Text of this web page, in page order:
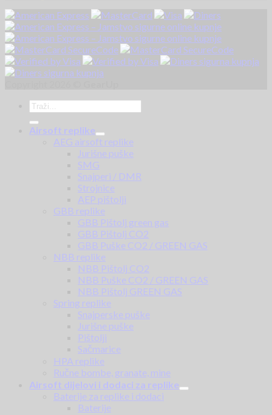
Airsoft replike
AEG airsoft replike
Jurišne puške
SMG
Snajperi / DMR
Strojnice
AEP pištolji
GBB replike
GBB Pištolj green gas
GBB Pištolj CO2
GBB Puške CO2 / GREEN GAS
NBB replike
NBB Pištolj CO2
NBB Puške CO2 / GREEN GAS
NBB Pištolj GREEN GAS
Spring replike
Snajperske puške
Jurišne puške
Pištolji
Sačmarice
HPA replike
Ručne bombe, granate, mine
Airsoft dijelovi i dodaci za replike
Baterije za replike i dodaci
Baterije